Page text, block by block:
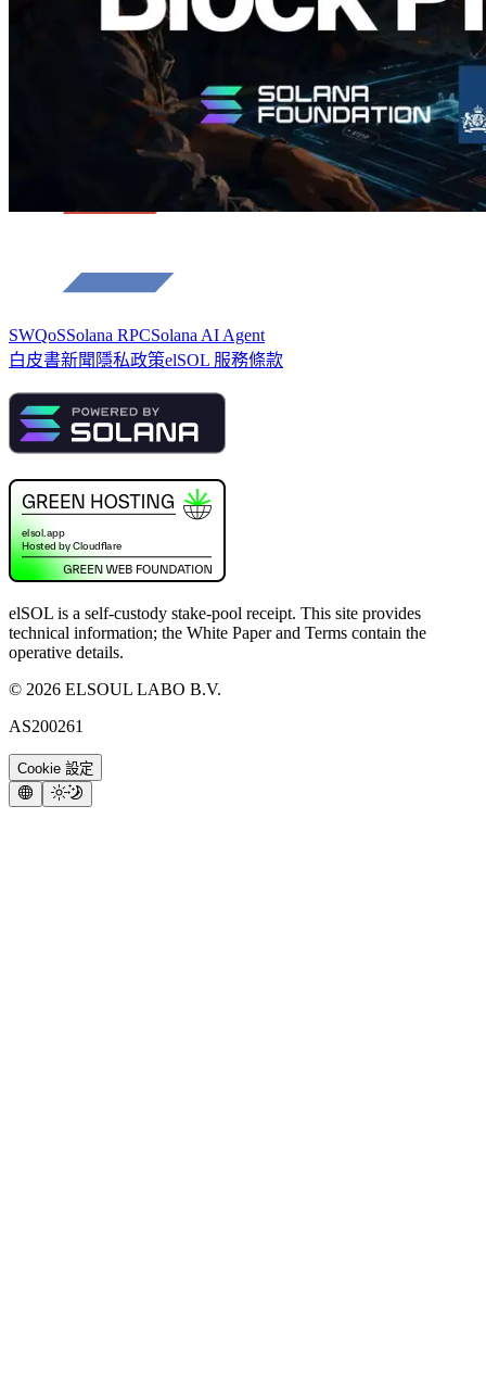
SWQoSSolana RPCSolana AI Agent
白皮書新聞 隱私政策elSOL 服務條款
elSOL is a self-custody stake-pool receipt. This site provides
technical information; the White Paper and Terms contain the
operative details.
© 2026 ELSOUL LABO B.V.
AS200261
Cookie 設定